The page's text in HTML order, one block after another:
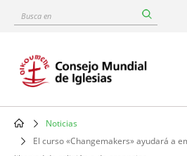
content
Busca
Main
navigation
Breadcrumb
Noticias
El curso «Changemakers» ayudará a